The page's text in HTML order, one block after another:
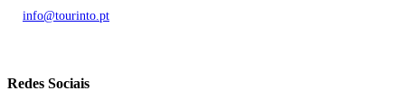
info@tourinto.pt
Redes Sociais